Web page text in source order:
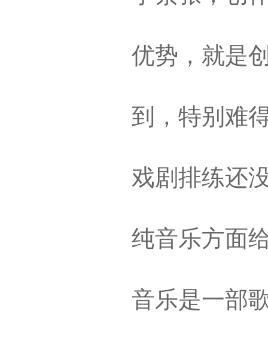
优势，就是
到，特别难
戏剧排练还
纯音乐方面
音乐是一部